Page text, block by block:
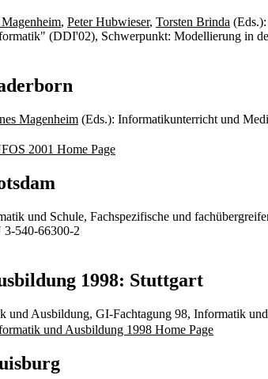
Magenheim, Peter Hubwieser, Torsten Brinda
(DDI'02), Schwerpunkt: Modellierung in
Magenheim (Eds.): Informatikunterricht und
2001 Home Page
und Schule, Fachspezifische und
540-66300-2
1998: Stuttgart
und Ausbildung, GI-Fachtagung 98, Informatik
und Ausbildung 1998 Home Page